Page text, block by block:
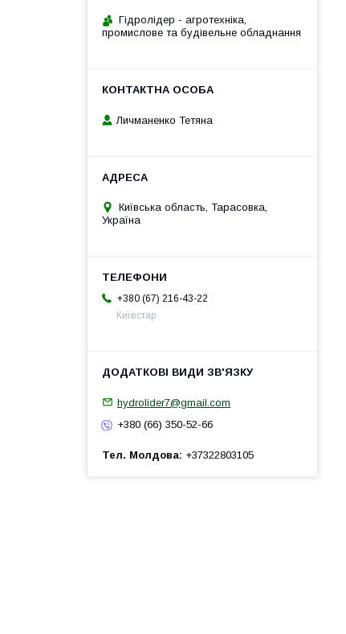
Гідролідер - агротехніка,
промислове та будівельне обладнання
Личманенко Тетяна
Київська область, Тарасовка,
Україна
+380 (67) 216-43-22
Київстар
hydrolider7@gmail.com
+380 (66) 350-52-66
Тел. Молдова +37322803105